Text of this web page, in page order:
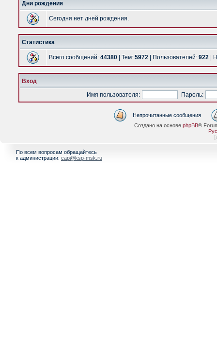
Дни рождения
Сегодня нет дней рождения.
Статистика
Всего сообщений: 44380 | Тем: 5972 | Пользователей: 922 |
Вход
Имя пользователя:
Пароль:
Непрочитанные сообщения
Создано на основе phpBB®
[
По всем вопросам обращайтесь
к администрации: cap@ksp-msk.ru